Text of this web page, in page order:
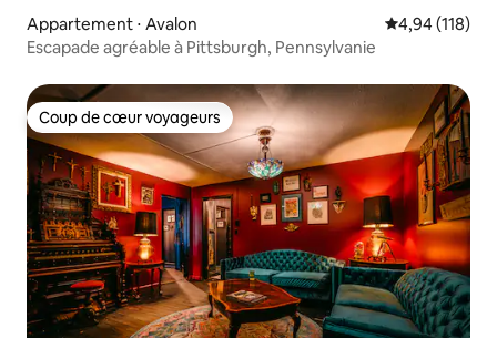
Appartement ⋅ Avalon Évaluation
4,94 (118)
Escapade agréable à Pittsburgh, Pennsylvanie
Coup de cœur voyageurs
Coup de cœur voyageurs